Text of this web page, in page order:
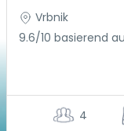
Vrbnik
9.6/10 basierend
4